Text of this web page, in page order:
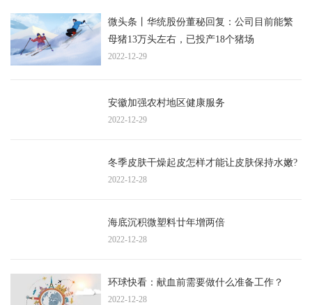
微头条丨华统股份董秘回复：公司目前能繁
母猪13万头左右，已投产18个猪场
2022-12-29
安徽加强农村地区健康服务
2022-12-29
冬季皮肤干燥起皮怎样才能让皮肤保持水嫩?
2022-12-28
海底沉积微塑料廿年增两倍
2022-12-28
环球快看：献血前需要做什么准备工作？
2022-12-28